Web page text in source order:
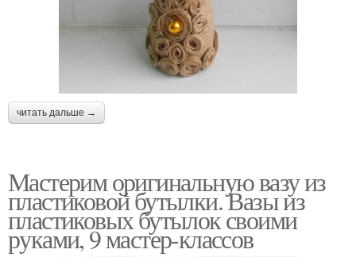
читать дальше →
Мастерим оригинальную вазу из
пластиковой бутылки. Вазы из
пластиковых бутылок своими
руками, 9 мастер-классов